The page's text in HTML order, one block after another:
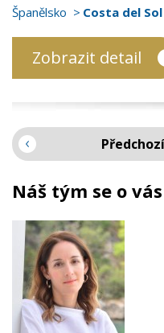
Španělsko Costa del
Zobrazit detail
Předchozí
Náš tým se o